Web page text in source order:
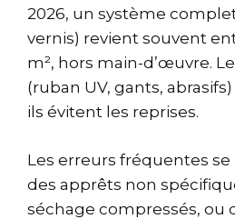
2026, un système
vernis) revient souvent
m², hors main-d’œuvre.
(ruban UV, gants,
ils évitent les reprises.
Les erreurs fréquentes
des apprêts non
séchage compressés, ou